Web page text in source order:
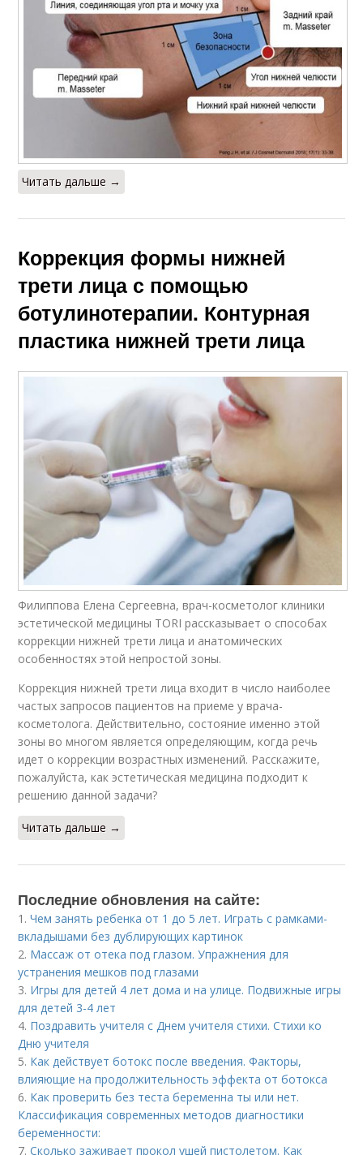
Читать дальше →
Коррекция формы нижней
трети лица с помощью
ботулинотерапии. Контурная
пластика нижней трети лица
Филиппова Елена Сергеевна, врач-косметолог клиники
эстетической медицины TORI рассказывает о способах
коррекции нижней трети лица и анатомических
особенностях этой непростой зоны.
Коррекция нижней трети лица входит в число наиболее
частых запросов пациентов на приеме у врача-
косметолога. Действительно, состояние именно этой
зоны во многом является определяющим, когда речь
идет о коррекции возрастных изменений. Расскажите,
пожалуйста, как эстетическая медицина подходит к
решению данной задачи?
Читать дальше →
Последние обновления на сайте:
1.Чем занять ребенка от 1 до 5 лет. Играть с рамками-
вкладышами без дублирующих картинок
2. Массаж от отека под глазом. Упражнения для
устранения мешков под глазами
3. Игры для детей 4 лет дома и на улице. Подвижные игры
для детей 3-4 лет
4. Поздравить учителя с Днем учителя стихи. Стихи ко
Дню учителя
5. Как действует ботокс после введения. Факторы,
влияющие на продолжительность эффекта от ботокса
6. Как проверить без теста беременна ты или нет.
Классификация современных методов диагностики
беременности:
7.Сколько заживает прокол ушей пистолетом. Как